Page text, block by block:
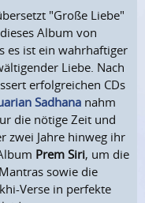
"Große Liebe"
Album von
es ist ein wahrhaftiger
Liebe. Nach
erfolgreichen CDs
Sadhana nahm
die nötige Zeit und
zwei Jahre hinweg ihr
Prem Siri, um die
sowie die
Verse in perfekte